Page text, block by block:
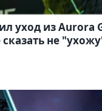
уход из Aurora
не